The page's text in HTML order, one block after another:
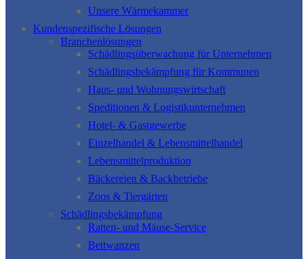
Unsere Wärmekammer
Kundenspezifische Lösungen
Branchenlösungen
Schädlingsüberwachung für Unternehmen
Schädlingsbekämpfung für Kommunen
Haus- und Wohnungswirtschaft
Speditionen & Logistikunternehmen
Hotel- & Gastgewerbe
Einzelhandel & Lebensmittelhandel
Lebensmittelproduktion
Bäckereien & Backbetriebe
Zoos & Tiergärten
Schädlingsbekämpfung
Ratten- und Mäuse-Service
Bettwanzen